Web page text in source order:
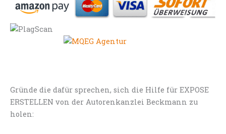
Gründe die dafür sprechen, sich die Hilfe für EXPOSE
ERSTELLEN von der Autorenkanzlei Beckmann zu
holen: